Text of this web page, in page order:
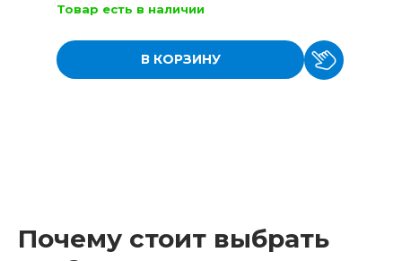
Товар есть в наличии
В КОРЗИНУ
Почему стоит выбрать